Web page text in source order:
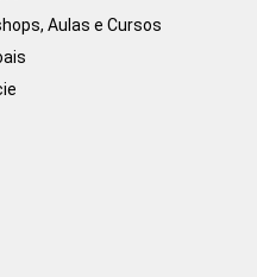
Aulas e Cursos